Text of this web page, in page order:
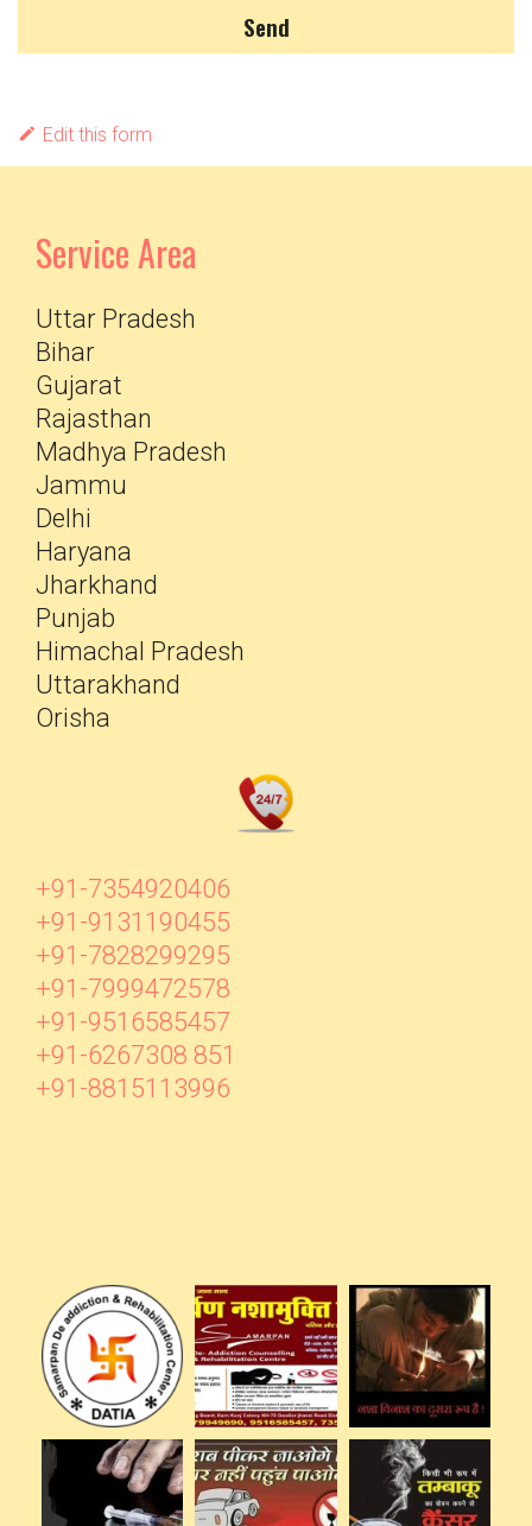
Send
Edit this form
Service Area
Uttar Pradesh
Bihar
Gujarat
Rajasthan
Madhya Pradesh
Jammu
Delhi
Haryana
Jharkhand
Punjab
Himachal Pradesh
Uttarakhand
Orisha
+91-7354920406
+91-9131190455
+91-7828299295
+91-7999472578
+91-9516585457
+91-6267308 851
+91-8815113996